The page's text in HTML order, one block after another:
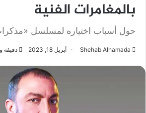
بالمغامرات الفنية
حول أسباب اختياره لمسلسل
Shehab Alhamada أبريل 18, 2023 دقيقة